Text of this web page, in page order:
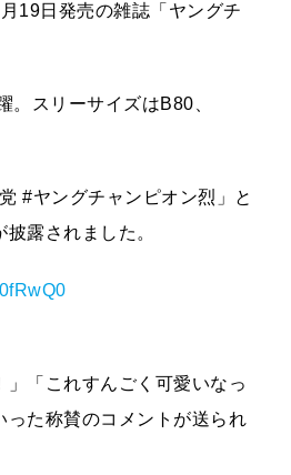
19日発売の雑誌「ヤングチ
スリーサイズはB80、
#ヤングチャンピオン烈」と
露されました。
「これすんごく可愛いなっ
た称賛のコメントが送られ